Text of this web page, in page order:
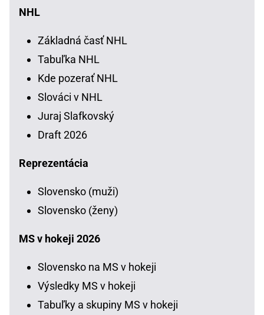
NHL
Základná časť NHL
Tabuľka NHL
Kde pozerať NHL
Slováci v NHL
Juraj Slafkovský
Draft 2026
Reprezentácia
Slovensko (muži)
Slovensko (ženy)
MS v hokeji 2026
Slovensko na MS v hokeji
Výsledky MS v hokeji
Tabuľky a skupiny MS v hokeji